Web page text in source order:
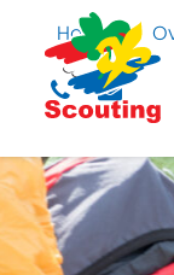
Home